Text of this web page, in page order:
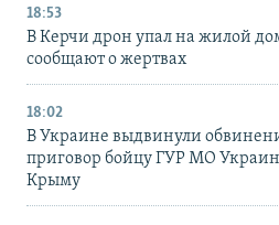
18:53
В Керчи дрон упал на жилой
сообщают о жертвах
18:02
В Украине выдвинули
приговор бойцу ГУР МО
Крыму